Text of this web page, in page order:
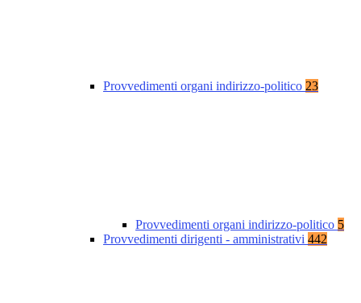
Provvedimenti organi indirizzo-politico 23
Provvedimenti organi indirizzo-politico 5
Provvedimenti dirigenti - amministrativi 442